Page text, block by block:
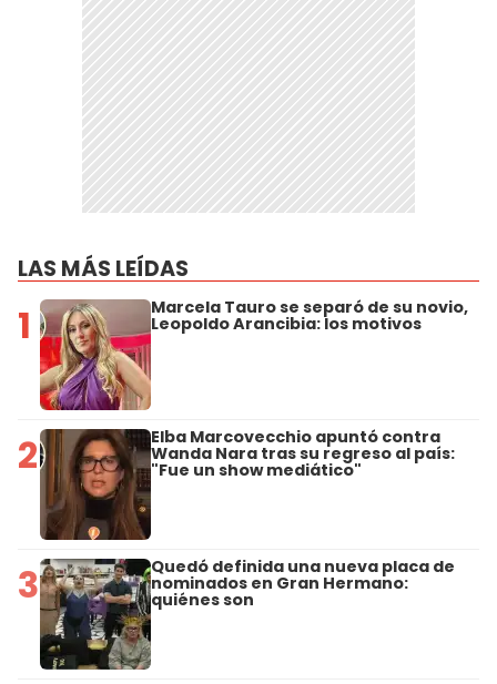
LAS MÁS LEÍDAS
1 Marcela Tauro se separó de su novio,
Leopoldo Arancibia: los motivos
2 Elba Marcovecchio apuntó contra
Wanda Nara tras su regreso al país:
"Fue un show mediático"
3 Quedó definida una nueva placa de
nominados en Gran Hermano:
quiénes son